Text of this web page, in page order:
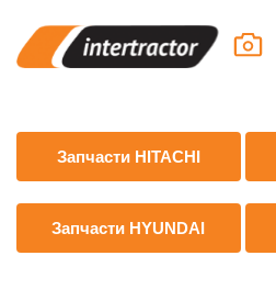
Запчасти HITACHI
Запчасти HYUNDAI